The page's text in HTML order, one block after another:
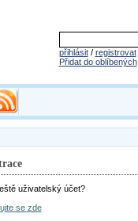
přihlásit/ registrovat
Přidat do oblíbených
uživatelský účet?
se zde